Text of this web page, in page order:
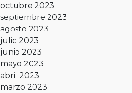
octubre 2023
septiembre 2023
agosto 2023
julio 2023
junio 2023
mayo 2023
abril 2023
marzo 2023